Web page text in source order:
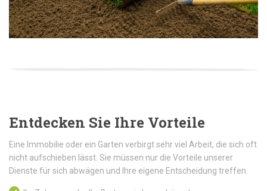
Entdecken Sie Ihre Vorteile
Eine Immobilie oder ein Garten verbirgt sehr viel Arbeit, die sich oft
nicht aufschieben lässt. Sie müssen nur die Vorteile unserer
Dienste für sich abwägen und Ihre eigene Entscheidung treffen.